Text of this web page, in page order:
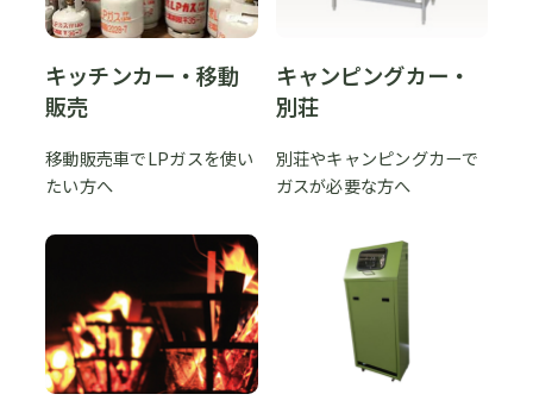
キッチンカー・移動
販売
移動販売車でLPガスを使い
たい方へ
キャンピングカー・
別荘
別荘やキャンピングカーで
ガスが必要な方へ